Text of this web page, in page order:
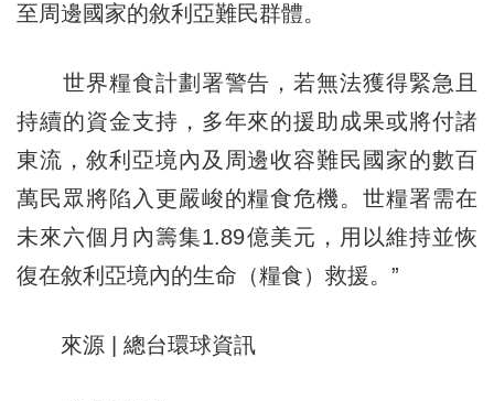
至周邊國家的敘利亞難民群體。
世界糧食計劃署警告，若無法獲得緊急且
持續的資金支持，多年來的援助成果或將付諸
東流，敘利亞境內及周邊收容難民國家的數百
萬民眾將陷入更嚴峻的糧食危機。世糧署需在
未來六個月內籌集1.89億美元，用以維持並恢
復在敘利亞境內的生命（糧食）救援。”
來源 | 總台環球資訊